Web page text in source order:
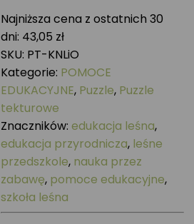
NASZYCH
ŁĄK
I
OGRODÓW
Najniższa cena z ostatnich 30
dni: 43,05 zł
SKU: PT-KNLiO
Kategorie: POMOCE
EDUKACYJNE, Puzzle, Puzzle
tekturowe
Znaczników: edukacja leśna,
edukacja przyrodnicza, leśne
przedszkole, nauka przez
zabawę, pomoce edukacyjne,
szkoła leśna